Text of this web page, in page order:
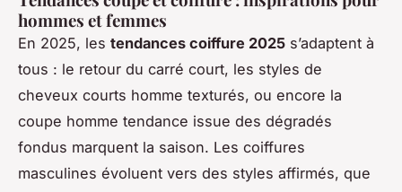
hommes et femmes
En 2025, les tendances coiffure 2025 s’adaptent à
tous : le retour du carré court, les styles de
cheveux courts homme texturés, ou encore la
coupe homme tendance issue des dégradés
fondus marquent la saison. Les coiffures
masculines évoluent vers des styles affirmés, que